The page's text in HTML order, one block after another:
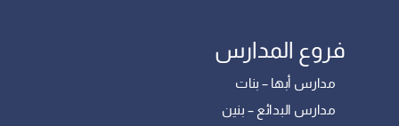
فروع المدارس
مدارس أبها – بنات
مدارس البدائع – بنين